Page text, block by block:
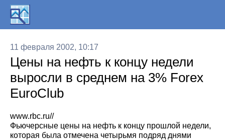
11 февраля 2002, 10:17
Цены на нефть к концу недели
выросли в среднем на 3% Forex
EuroClub
www.rbc.ru//
Фьючерсные цены на нефть к концу прошлой недели,
которая была отмечена четырьмя подряд днями